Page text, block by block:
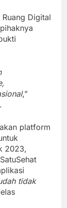
Digital
,”
platform
2023,
tidak